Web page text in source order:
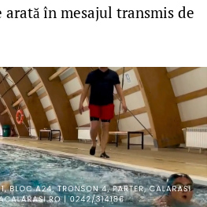
în mesajul transmis de